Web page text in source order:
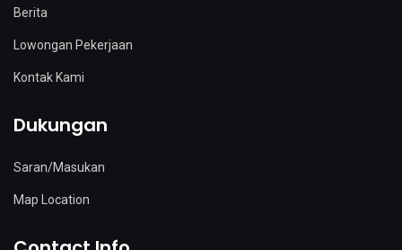
Berita
Lowongan Pekerjaan
Kontak Kami
Dukungan
Saran/Masukan
Map Location